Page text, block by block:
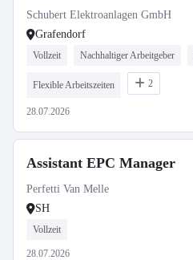
Schubert Elektroanlagen GmbH
Grafendorf
Vollzeit Nachhaltiger Arbeitgeber
Flexible Arbeitszeiten 2
28.07.2026
Assistant EPC Manager
Perfetti Van Melle
SH
Vollzeit
28.07.2026